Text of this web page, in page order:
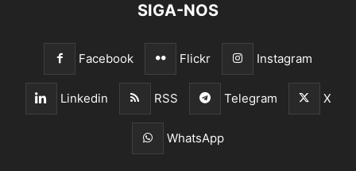
SIGA-NOS
Facebook Flickr Instagram
Linkedin RSS Telegram X
WhatsApp